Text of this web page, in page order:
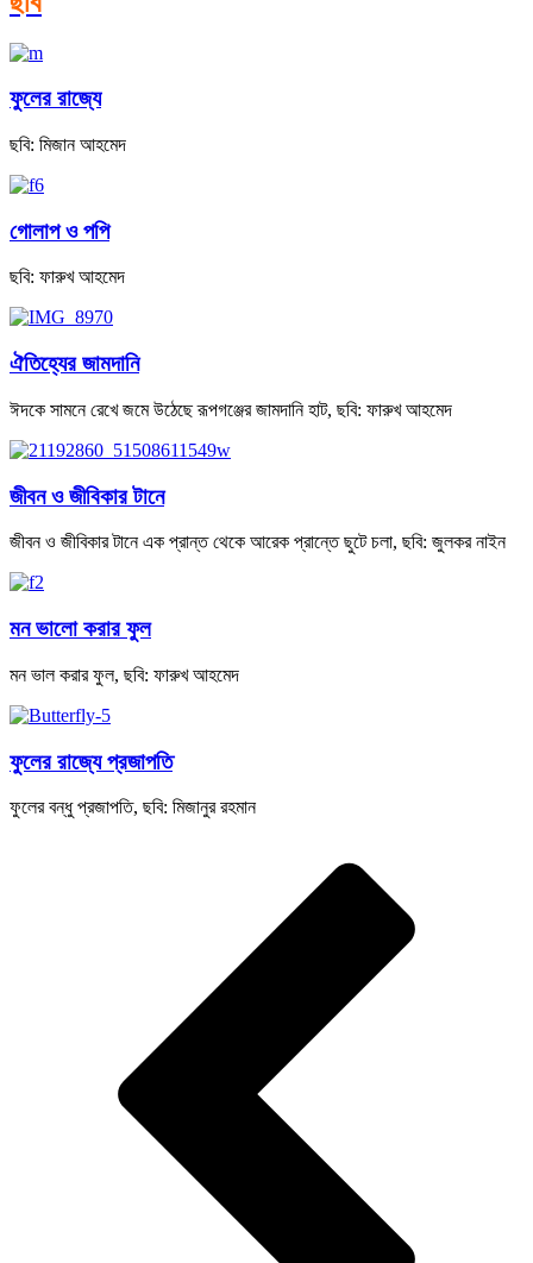
ফুলের রাজ্যে
ছবি: মিজান আহমেদ
গোলাপ ও পপি
ছবি: ফারুখ আহমেদ
ঐতিহ্যের জামদানি
ঈদকে সামনে রেখে জমে উঠেছে রূপগঞ্জের জামদানি হাট, ছবি: ফারুখ আহমেদ
জীবন ও জীবিকার টানে
জীবন ও জীবিকার টানে এক প্রান্ত থেকে আরেক প্রান্তে ছুটে চলা, ছবি: জুলকর নাইন
মন ভালো করার ফুল
মন ভাল করার ফুল, ছবি: ফারুখ আহমেদ
ফুলের রাজ্যে প্রজাপতি
ফুলের বন্ধু প্রজাপতি, ছবি: মিজানুর রহমান